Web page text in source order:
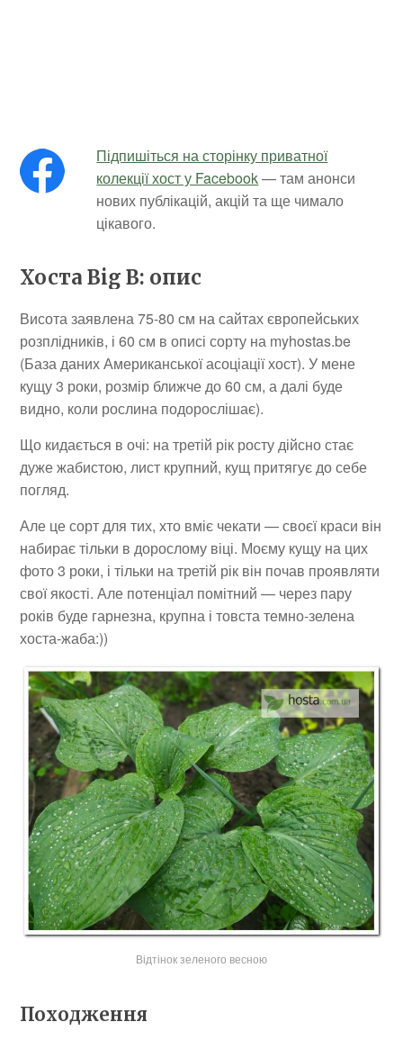
Підпишіться на сторінку приватної
колекції хост у Facebook— там анонси
нових публікацій, акцій та ще чимало
цікавого.
Хоста Big B: опис
Висота заявлена 75-80 см на сайтах європейських
розплідників, і 60 см в описі сорту на myhostas.be
(База даних Американської асоціації хост). У мене
кущу 3 роки, розмір ближче до 60 см, а далі буде
видно, коли рослина подорослішає).
Що кидається в очі: на третій рік росту дійсно стає
дуже жабистою, лист крупний, кущ притягує до себе
погляд.
Але це сорт для тих, хто вміє чекати — своєї краси він
набирає тільки в дорослому віці. Моєму кущу на цих
фото 3 роки, і тільки на третій рік він почав проявляти
свої якості. Але потенціал помітний — через пару
років буде гарнезна, крупна і товста темно-зелена
хоста-жаба:))
Відтінок зеленого весною
Походження